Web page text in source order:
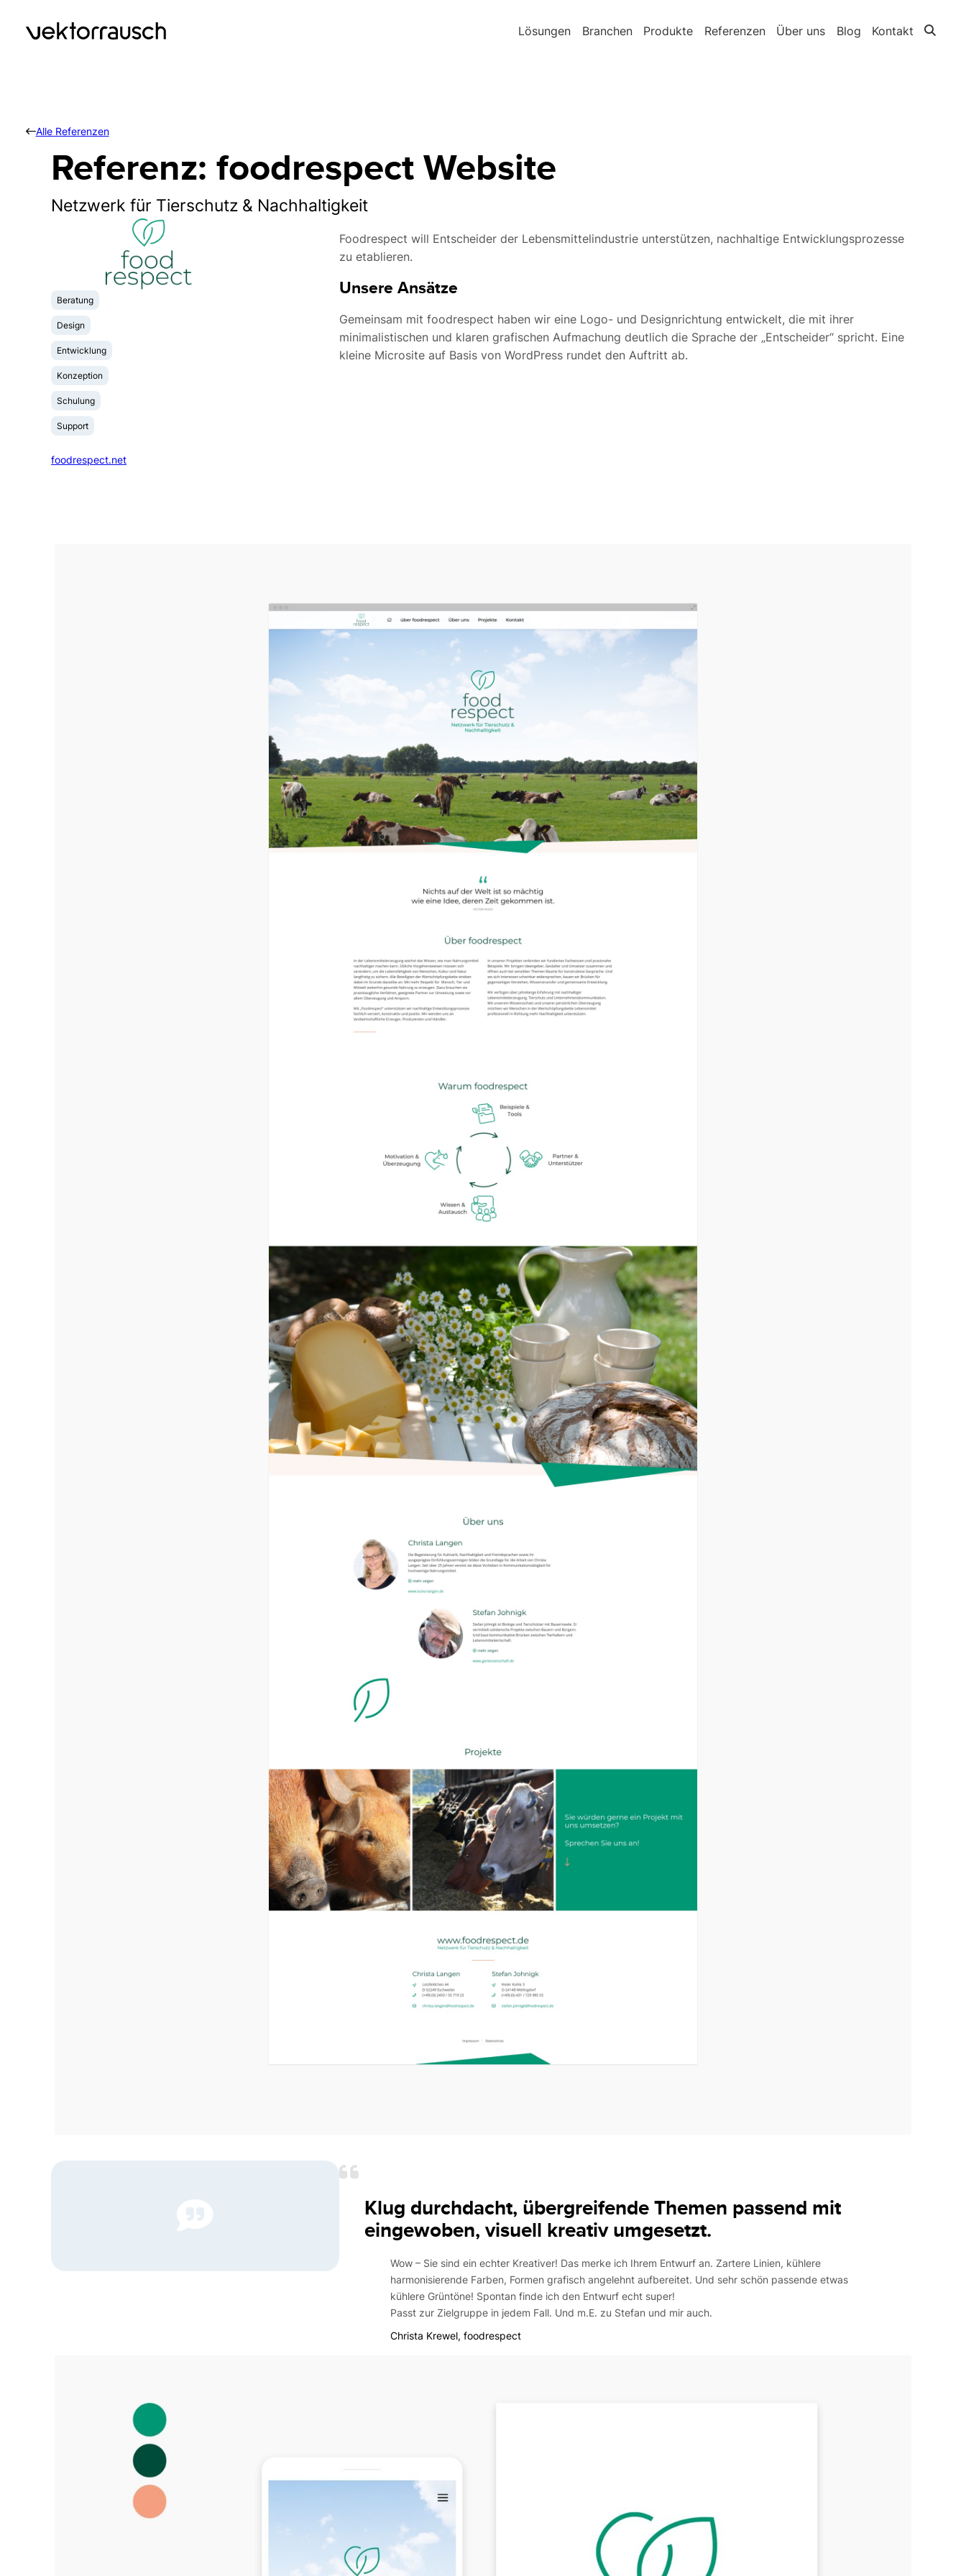
Lösungen Branchen Produkte Referenzen Über uns Blog Kontakt
Alle Referenzen
Referenz: foodrespect Website
Netzwerk für Tierschutz & Nachhaltigkeit
Beratung
Design
Entwicklung
Konzeption
Schulung
Support
foodrespect.net
Foodrespect will Entscheider der Lebensmittelindustrie unterstützen, nachhaltige Entwicklungsprozesse
zu etablieren.
Unsere Ansätze
Gemeinsam mit foodrespect haben wir eine Logo- und Designrichtung entwickelt, die mit ihrer
minimalistischen und klaren grafischen Aufmachung deutlich die Sprache der „Entscheider“ spricht. Eine
kleine Microsite auf Basis von WordPress rundet den Auftritt ab.
Klug durchdacht, übergreifende Themen passend mit
eingewoben, visuell kreativ umgesetzt.
Wow – Sie sind ein echter Kreativer! Das merke ich Ihrem Entwurf an. Zartere Linien, kühlere
harmonisierende Farben, Formen grafisch angelehnt aufbereitet. Und sehr schön passende etwas
kühlere Grüntöne! Spontan finde ich den Entwurf echt super!
Passt zur Zielgruppe in jedem Fall. Und m.E. zu Stefan und mir auch.
Christa Krewel, foodrespect